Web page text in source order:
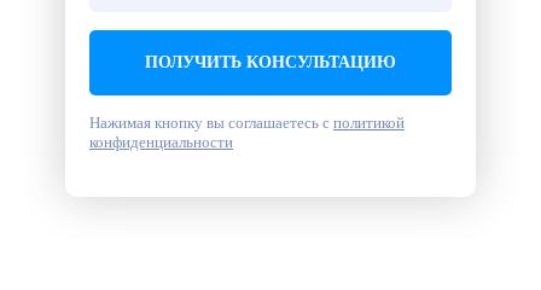
ПОЛУЧИТЬ КОНСУЛЬТАЦИЮ
Нажимая кнопку вы соглашаетесь с политикой
конфиденциальности